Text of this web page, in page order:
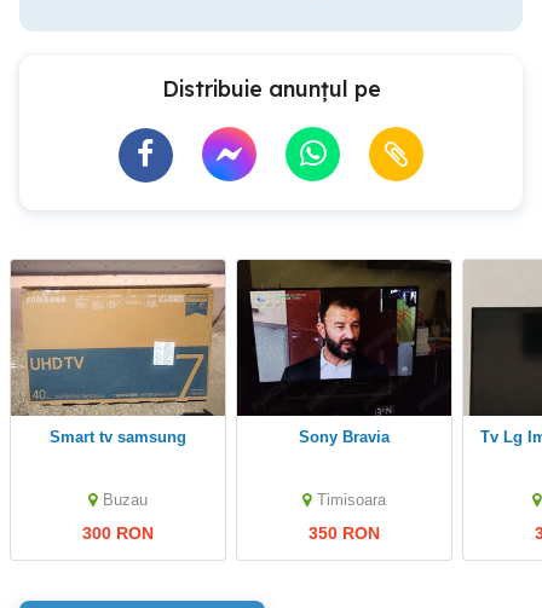
Distribuie anunțul pe
smart tv samsung
Buzau
300 RON
Sony Bravia
Timisoara
350 RON
Tv Lg